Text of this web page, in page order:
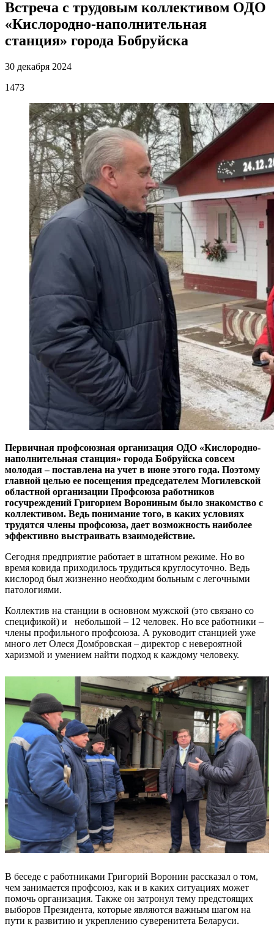
Встреча с трудовым коллективом ОДО
«Кислородно-наполнительная
станция» города Бобруйска
30 декабря 2024
1473
Первичная профсоюзная организация ОДО «Кислородно-
наполнительная станция» города Бобруйска совсем
молодая – поставлена на учет в июне этого года. Поэтому
главной целью ее посещения председателем Могилевской
областной организации Профсоюза работников
госучреждений Григорием Ворониным было знакомство с
коллективом. Ведь понимание того, в каких условиях
трудятся члены профсоюза, дает возможность наиболее
эффективно выстраивать взаимодействие.
Сегодня предприятие работает в штатном режиме. Но во
время ковида приходилось трудиться круглосуточно. Ведь
кислород был жизненно необходим больным с легочными
патологиями.
Коллектив на станции в основном мужской (это связано со
спецификой) и небольшой – 12 человек. Но все работники –
члены профильного профсоюза. А руководит станцией уже
много лет Олеся Домбровская – директор с невероятной
харизмой и умением найти подход к каждому человеку.
В беседе с работниками Григорий Воронин рассказал о том,
чем занимается профсоюз, как и в каких ситуациях может
помочь организация. Также он затронул тему предстоящих
выборов Президента, которые являются важным шагом на
пути к развитию и укреплению суверенитета Беларуси.